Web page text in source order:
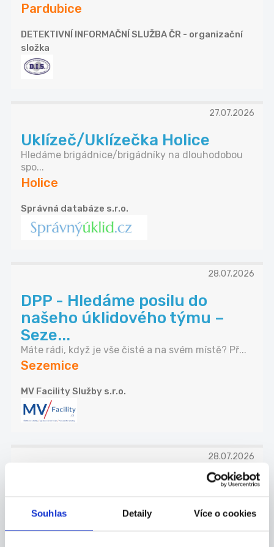
Souhlas Detaily Více o cookies
Pardubice
DETEKTIVNÍ INFORMAČNÍ SLUŽBA ČR - organizační
složka
27.07.2026
Uklízeč/Uklízečka Holice
Hledáme brigádnice/brigádníky na dlouhodobou
spo...
Holice
Správná databáze s.r.o.
28.07.2026
DPP - Hledáme posilu do
našeho úklidového týmu –
Seze...
Máte rádi, když je vše čisté a na svém místě? Př...
Sezemice
MV Facility Služby s.r.o.
28.07.2026
DPP Hledáme zodpovědnou
t...
Máte rádi, když je vše čisté a na svém místě? Př...